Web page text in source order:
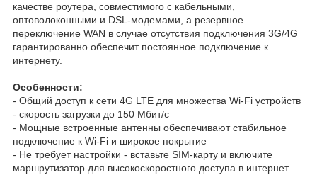
качестве роутера, совместимого с кабельными,
оптоволоконными и DSL‑модемами, а резервное
переключение WAN в случае отсутствия подключения 3G/4G
гарантированно обеспечит постоянное подключение к
интернету.
Особенности:
- Общий доступ к сети 4G LTE для множества Wi-Fi устройств
- скорость загрузки до 150 Мбит/с
- Мощные встроенные антенны обеспечивают стабильное
подключение к Wi-Fi и широкое покрытие
- Не требует настройки - вставьте SIM-карту и включите
маршрутизатор для высокоскоростного доступа в интернет